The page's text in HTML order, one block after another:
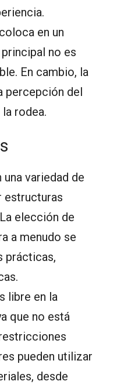
en un
no es
En cambio, la
percepción del
rodea.
una variedad de
estructuras
elección de
a menudo se
prácticas,
libre en la
que no está
pueden utilizar
desde